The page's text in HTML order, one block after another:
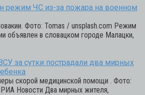
режим ЧС из-за пожара на военном
Фото: Tomas / unsplash.com Режим
объявлен в словацком городе Малацки,
за сутки пострадали два мирных
скорой медицинской помощи . Фото:
Новости Два мирных жителя,